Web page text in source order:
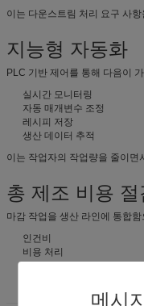
메시
이는 다운스트림 처리 요구 사
지능형 자동화
PLC 기반 제어를 통해 다음이
실시간 모니터링
자동 매개변수 조정
레시피 저장
생산 데이터 추적
이는 작업자의 작업량을 줄이면
총 제조 비용
마감 작업을 생산 라인에 통합
인건비
비용 처리
장비 설치 공간